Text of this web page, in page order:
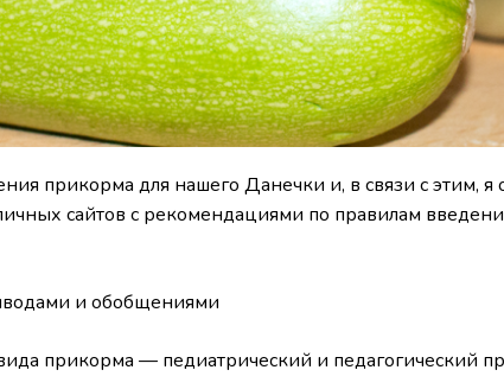
прикорма для нашего Данечки и, в связи с этим,
сайтов с рекомендациями по правилам
и обобщениями
прикорма — педиатрический и педагогический